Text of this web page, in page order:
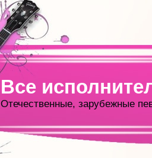
Все
Отечественные, зарубежные